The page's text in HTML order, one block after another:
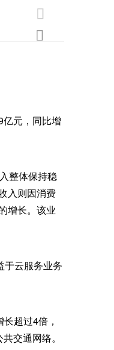


元，同比增
整体保持稳
入则因消费
增长。该业
于云服务业务
超过4倍，
交通网络。